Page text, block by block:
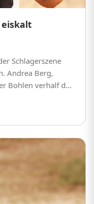
eiskalt
Schlagerszene
Andrea Berg,
Bohlen verhalf den